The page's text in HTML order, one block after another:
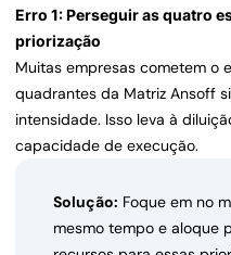
Erro 1: Perseguir as quatro
priorização
Muitas empresas cometem o
quadrantes da Matriz Ansoff
intensidade. Isso leva à
capacidade de execução.
Solução: Foque em no
mesmo tempo e aloque